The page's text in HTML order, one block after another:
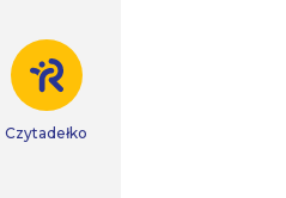
Czytadełko